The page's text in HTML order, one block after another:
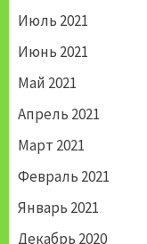
Июль 2021
Июнь 2021
Май 2021
Апрель 2021
Март 2021
Февраль 2021
Январь 2021
Декабрь 2020